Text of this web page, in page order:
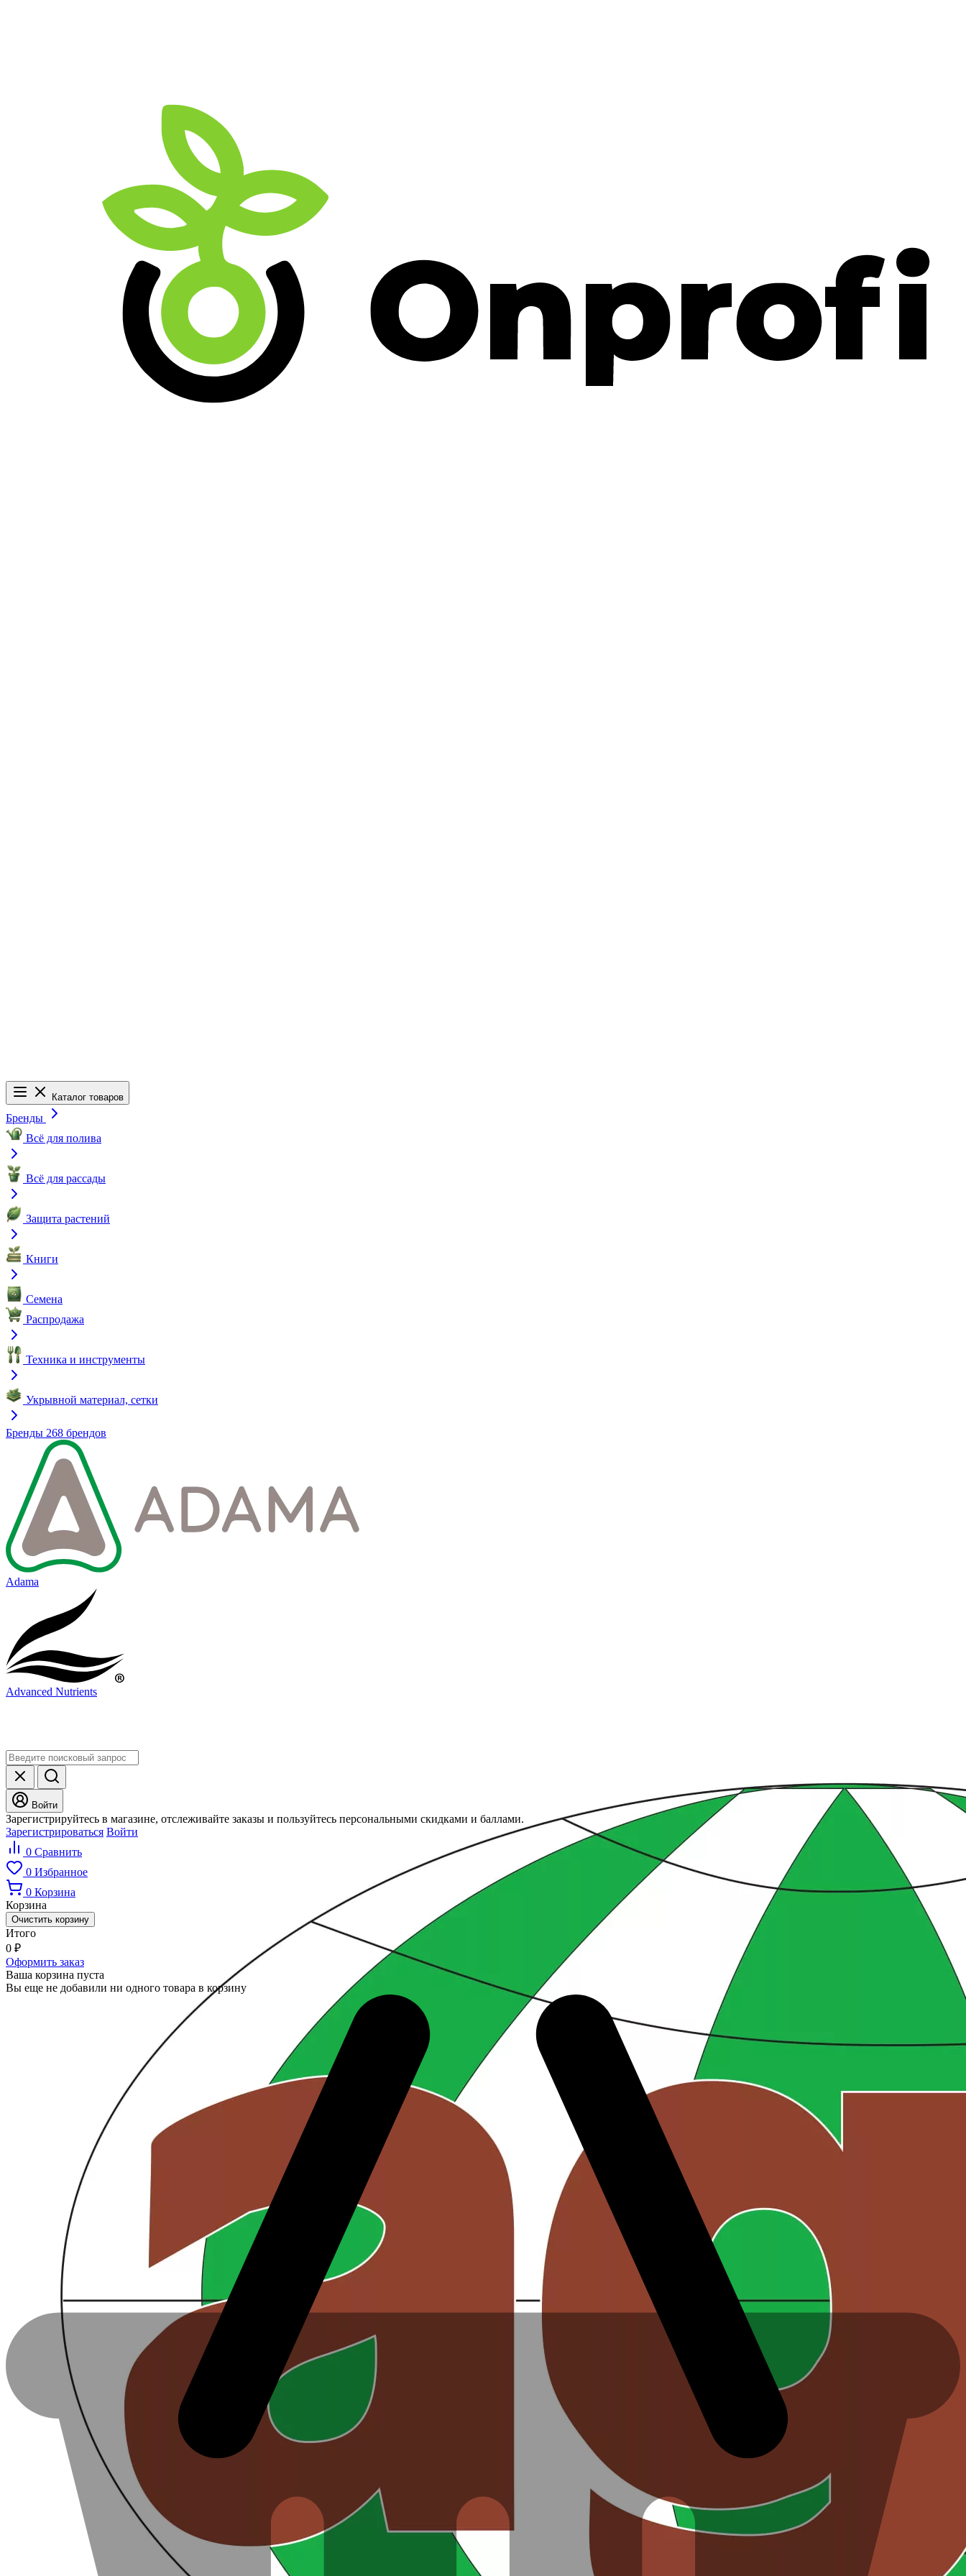
Каталог товаров
Бренды
Всё для полива
Всё для рассады
Защита растений
Книги
Семена
Распродажа
Техника и инструменты
Укрывной материал, сетки
Бренды 268 брендов
Adama
Advanced Nutrients
Войти
Зарегистрируйтесь в магазине, отслеживайте заказы и пользуйтесь персональными скидками и баллами.
Зарегистрироваться Войти
0 Сравнить
0 Избранное
0 Корзина
Корзина
Очистить корзину
Итого
0 ₽
Оформить заказ
Ваша корзина пуста
Вы еще не добавили ни одного товара в корзину